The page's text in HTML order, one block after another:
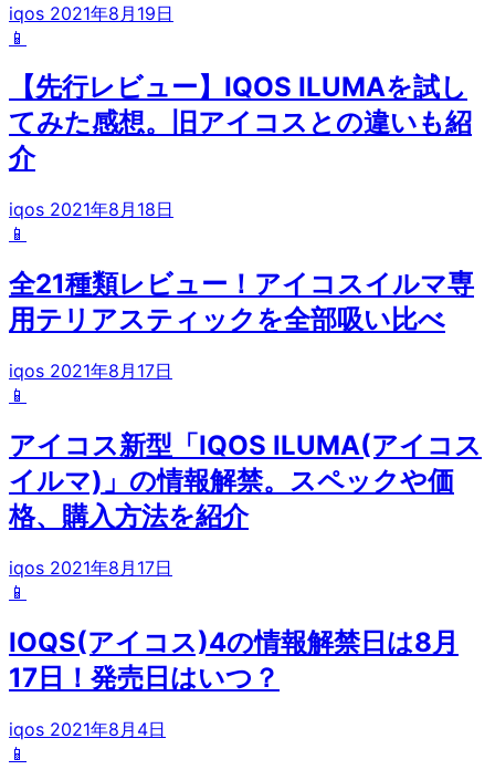
iqos 2021年8月19日
📱
【先行レビュー】IQOS ILUMAを試し
てみた感想。旧アイコスとの違いも紹
介
iqos 2021年8月18日
📱
全21種類レビュー！アイコスイルマ専
用テリアスティックを全部吸い比べ
iqos 2021年8月17日
📱
アイコス新型「IQOS ILUMA(アイコス
イルマ)」の情報解禁。スペックや価
格、購入方法を紹介
iqos 2021年8月17日
📱
IOQS(アイコス)4の情報解禁日は8月
17日！発売日はいつ？
iqos 2021年8月4日
📱